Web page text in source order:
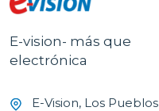
E-vision- más que
electrónica
E-Vision, Los Pueblos